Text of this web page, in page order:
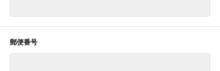
郵便番号